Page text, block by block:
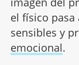
el físico
sensibles y
emocional.